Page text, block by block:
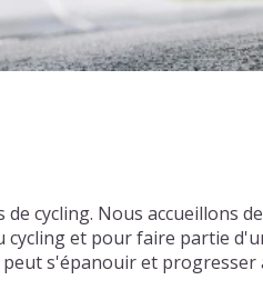
cycling. Nous accueillons
et pour faire partie
s'épanouir et progresser